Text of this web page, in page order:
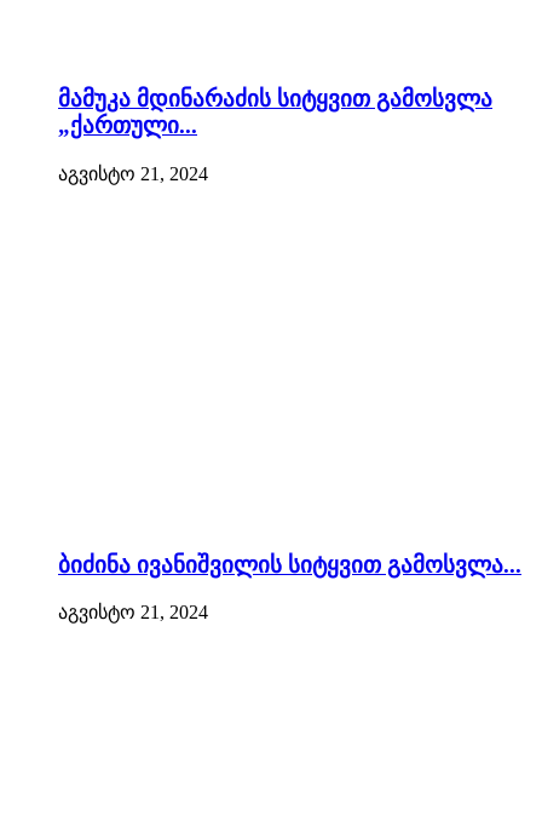
მამუკა მდინარაძის სიტყვით გამოსვლა
„ქართული...
აგვისტო 21, 2024
ბიძინა ივანიშვილის სიტყვით გამოსვლა...
აგვისტო 21, 2024